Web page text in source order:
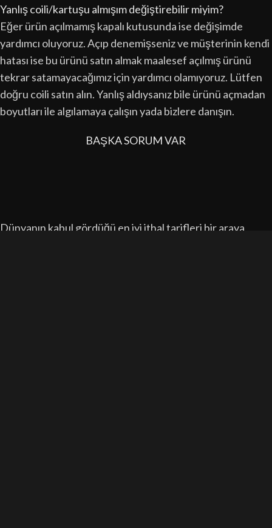
Yanlış coili/kartuşu almışım değiştirebilir miyim?
Eğer ürün açılmamış kapalı kutusunda ise değişimde
yardımcı oluyoruz. Açıp denemişseniz ve müşterinin kendi
hatası ise bu ürünü satın almak maalesef açılmış ürünü
tekrar satamayacağımız için yardımcı olamıyoruz. Lütfen
doğru coili satın alın. Yanlış aldıysanız bile ürünü açmadan
boyutları ile algılamaya çalışın yada bizlere danışın.
BAŞKA SORUM VAR
Dünyanın kabul gördüğü en iyi ithal tarifleri bir araya